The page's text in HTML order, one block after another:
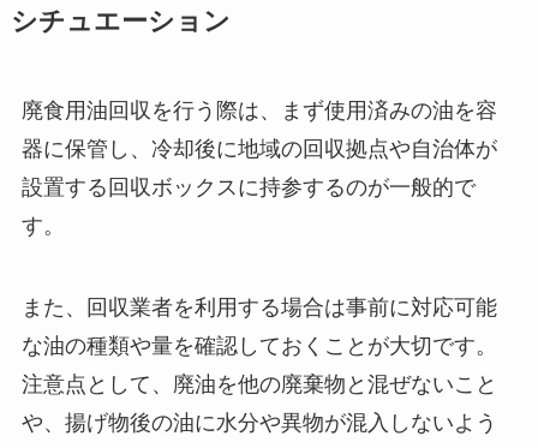
シチュエーション
廃食用油回収を行う際は、まず使用済みの油を容
器に保管し、冷却後に地域の回収拠点や自治体が
設置する回収ボックスに持参するのが一般的で
す。
また、回収業者を利用する場合は事前に対応可能
な油の種類や量を確認しておくことが大切です。
注意点として、廃油を他の廃棄物と混ぜないこと
や、揚げ物後の油に水分や異物が混入しないよう